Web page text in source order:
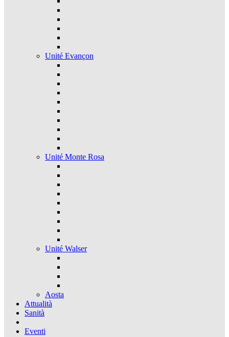
Unité Evançon
Unité Monte Rosa
Unité Walser
Aosta
Attualità
Sanità
Eventi